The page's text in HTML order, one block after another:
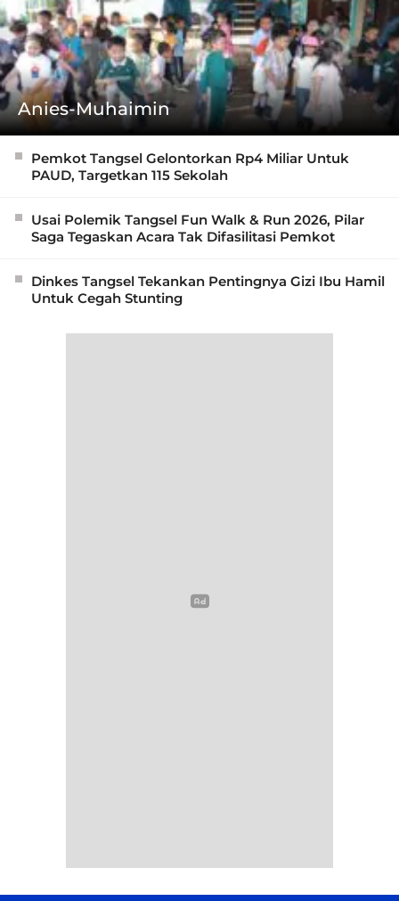
Anies-Muhaimin
Pemkot Tangsel Gelontorkan Rp4 Miliar Untuk
PAUD, Targetkan 115 Sekolah
Usai Polemik Tangsel Fun Walk & Run 2026, Pilar
Saga Tegaskan Acara Tak Difasilitasi Pemkot
Dinkes Tangsel Tekankan Pentingnya Gizi Ibu Hamil
Untuk Cegah Stunting